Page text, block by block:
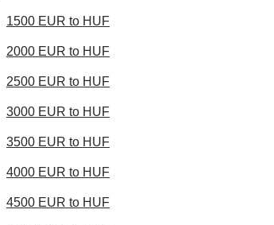
1500 EUR to HUF
2000 EUR to HUF
2500 EUR to HUF
3000 EUR to HUF
3500 EUR to HUF
4000 EUR to HUF
4500 EUR to HUF